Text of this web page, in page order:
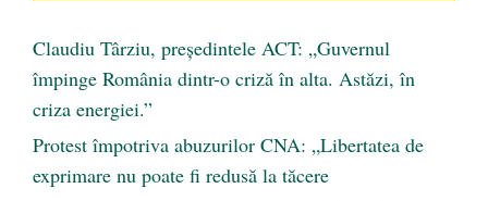
Claudiu Târziu, președintele ACT: „Guvernul
împinge România dintr-o criză în alta. Astăzi, în
criza energiei.”
Protest împotriva abuzurilor CNA: „Libertatea de
exprimare nu poate fi redusă la tăcere